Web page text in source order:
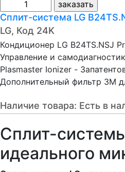
Сплит-система LG
LG, Код 24K
Кондиционер LG B24TS.NSJ
Управление и
Plasmaster Ionizer -
Дополнительный фильтр 3M
Наличие товара: Есть в
Сплит-
идеального